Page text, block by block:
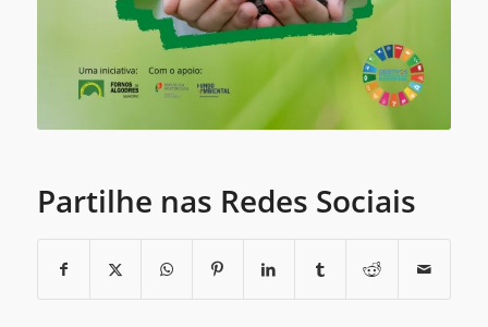
Partilhe nas Redes Sociais